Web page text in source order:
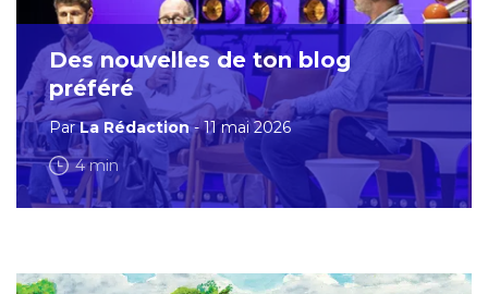
Des nouvelles de ton blog
préféré
ParLa Rédaction- 11 mai 2026
4 min